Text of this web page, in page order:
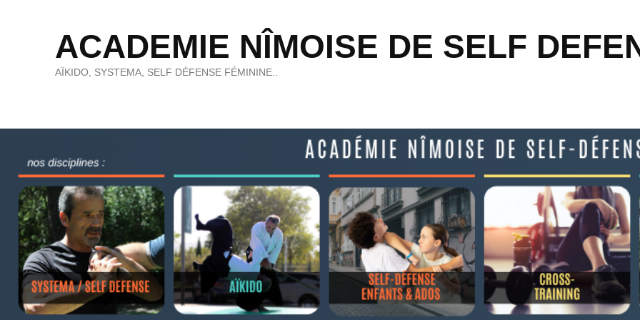
ACADEMIE NÎMOISE DE SELF
AÏKIDO, SYSTEMA, SELF DÉFENSE FÉMININE..